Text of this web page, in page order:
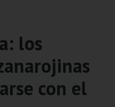
los
con el